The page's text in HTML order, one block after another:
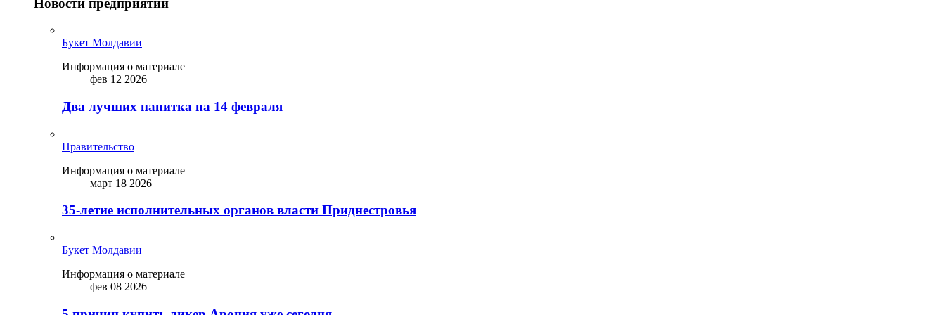
Букет Молдавии
Информация о материале
фев 12 2026
Два лучших напитка на 14 февраля
Правительство
Информация о материале
март 18 2026
35-летие исполнительных органов власти Приднестровья
Букет Молдавии
Информация о материале
фев 08 2026